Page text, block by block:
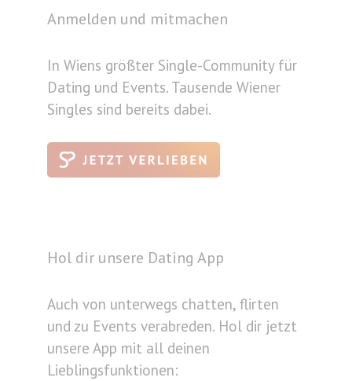
Anmelden und mitmachen
In Wiens größter Single-Community für
Dating und Events. Tausende Wiener
Singles sind bereits dabei.
Hol dir unsere Dating App
Auch von unterwegs chatten, flirten
und zu Events verabreden. Hol dir jetzt
unsere App mit all deinen
Lieblingsfunktionen: